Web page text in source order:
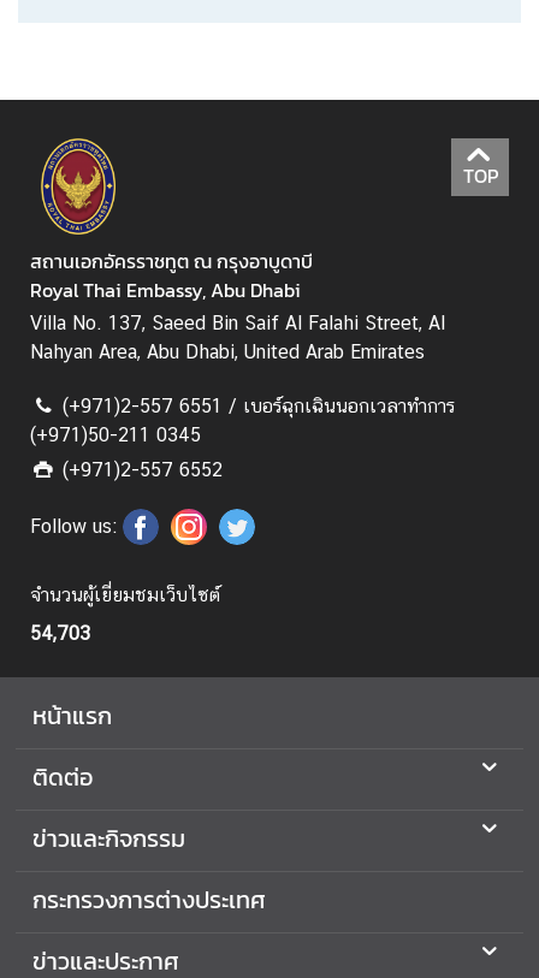
บ
ริ
ก
า
ร
า
ย
แ
ง
า
น
า
เ
อ
ตั้
น
TOP
สถานเอกอัครราชทูต ณ กรุงอาบูดาบี
Royal Thai Embassy, Abu Dhabi
Villa No. 137, Saeed Bin Saif Al Falahi Street, Al
Nahyan Area, Abu Dhabi, United Arab Emirates
(+971)2-557 6551 / เบอร์ฉุกเฉินนอกเวลาทำการ
(+971)50-211 0345
(+971)2-557 6552
Follow us:
จำนวนผู้เยี่ยมชมเว็บไซต์
54,703
หน้าแรก
ติดต่อ
ข่าวและกิจกรรม
กระทรวงการต่างประเทศ
ข่าวและประกาศ